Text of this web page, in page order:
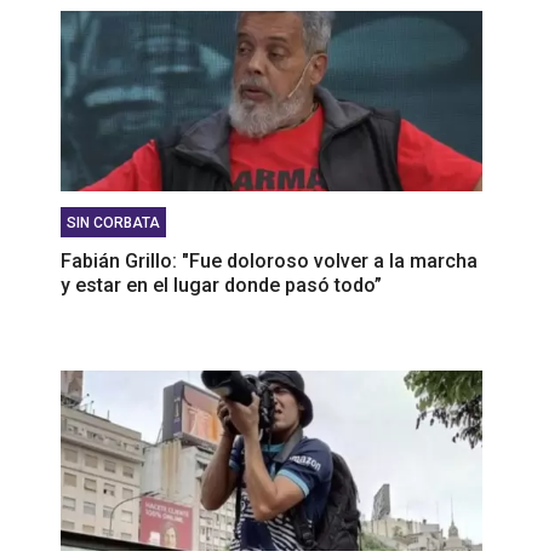
para este gobierno de ultraderecha”
SIN CORBATA
Fabián Grillo: "Fue doloroso volver a la marcha
y estar en el lugar donde pasó todo”